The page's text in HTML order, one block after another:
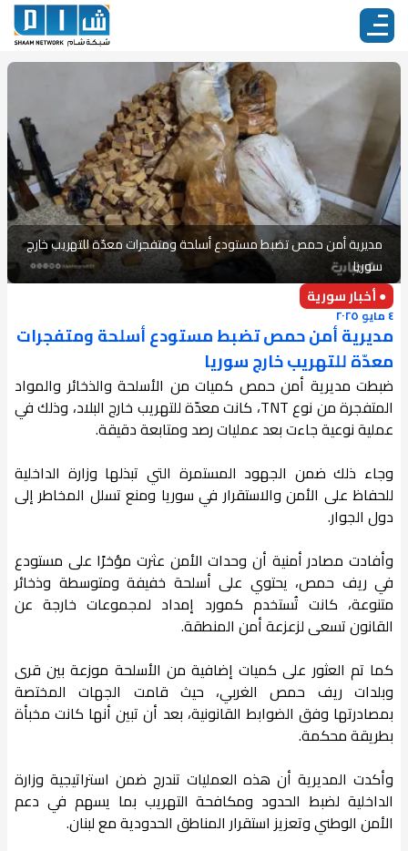
مديرية أمن حمص تضبط مستودع أسلحة ومتفجرات معدّة للتهريب خارج
سوريا
● أخبار سورية
٤ مايو ٢٠٢٥
مديرية أمن حمص تضبط مستودع أسلحة ومتفجرات
معدّة للتهريب خارج سوريا
ضبطت مديرية أمن حمص كميات من الأسلحة والذخائر والمواد
المتفجرة من نوع TNT، كانت معدّة للتهريب خارج البلاد، وذلك في
عملية نوعية جاءت بعد عمليات رصد ومتابعة دقيقة.
وجاء ذلك ضمن الجهود المستمرة التي تبذلها وزارة الداخلية
للحفاظ على الأمن والاستقرار في سوريا ومنع تسلل المخاطر إلى
دول الجوار.
وأفادت مصادر أمنية أن وحدات الأمن عثرت مؤخرًا على مستودع
في ريف حمص، يحتوي على أسلحة خفيفة ومتوسطة وذخائر
متنوعة، كانت تُستخدم كمورد إمداد لمجموعات خارجة عن
القانون تسعى لزعزعة أمن المنطقة.
كما تم العثور على كميات إضافية من الأسلحة موزعة بين قرى
وبلدات ريف حمص الغربي، حيث قامت الجهات المختصة
بمصادرتها وفق الضوابط القانونية، بعد أن تبين أنها كانت مخبأة
بطريقة محكمة.
وأكدت المديرية أن هذه العمليات تندرج ضمن استراتيجية وزارة
الداخلية لضبط الحدود ومكافحة التهريب بما يسهم في دعم
الأمن الوطني وتعزيز استقرار المناطق الحدودية مع لبنان.